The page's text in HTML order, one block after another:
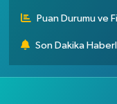
Puan Durumu ve
Son Dakika